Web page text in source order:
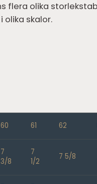
flera olika
olika skalor.
60 61 62
7
3/8
7
1/2
7 5/8